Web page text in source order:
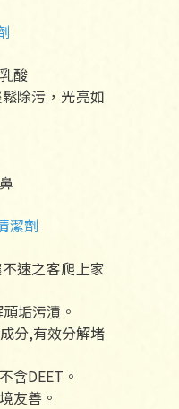
酸
除污，光亮如
潔劑
速之客爬上家
垢污漬。
分,有效分解堵
含DEET。
友善。